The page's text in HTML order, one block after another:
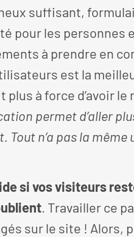
suffisant,
pour les personnes
à prendre en
est la
à force d’avoir le
permet d’aller
n’a pas la même
si vos visiteurs
. Travailler ce
sur le site ! Alors,